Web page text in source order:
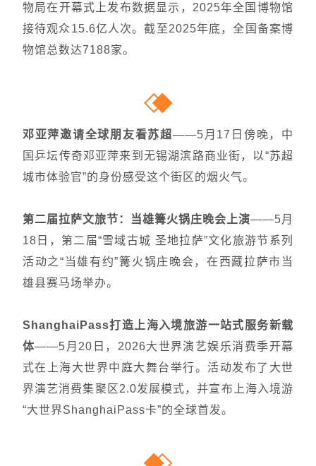
物局在开幕式上发布数据显示，2025年全国博物馆
接待观众15.6亿人次。截至2025年底，全国备案博
物馆总数达7188家。
邓亚萍邀请全球朋友看苏超——5月17日傍晚，中
国乒坛传奇邓亚萍来到无锡湖滨路商业街，以“苏超
城市体验官”的身份感受这个街区的烟火气。
第二届拉萨文旅节：当雄篝火锅庄晚会上演——5月
18日，第二届“雪域古城 圣地拉萨”文化旅游节系列
活动之“当雄有约”篝火锅庄晚会，在西藏拉萨市当
雄县赛马场举办。
ShanghaiPass打造上海入境旅游一站式服务新载
体——5月20日，2026大世界演艺娱乐消费季开幕
式在上海大世界中庭大舞台举行。活动发布了大世
界演艺消费集聚区2.0发展模式，并宣布上海入境游
“大世界ShanghaiPass卡”的全球首发。